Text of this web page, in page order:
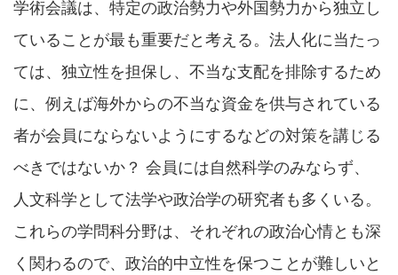
学術会議は、特定の政治勢力や外国勢力から独立し
ていることが最も重要だと考える。法人化に当たっ
ては、独立性を担保し、不当な支配を排除するため
に、例えば海外からの不当な資金を供与されている
者が会員にならないようにするなどの対策を講じる
べきではないか？ 会員には自然科学のみならず、
人文科学として法学や政治学の研究者も多くいる。
これらの学問科分野は、それぞれの政治心情とも深
く関わるので、政治的中立性を保つことが難しいと